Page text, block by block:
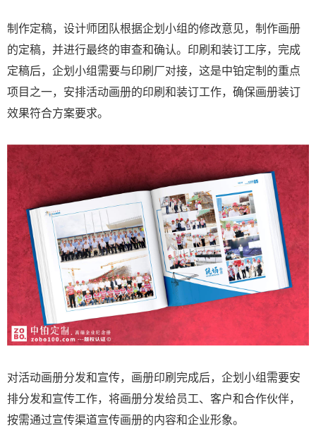
制作定稿，设计师团队根据企划小组的修改意见，制作画册
的定稿，并进行最终的审查和确认。印刷和装订工序，完成
定稿后，企划小组需要与印刷厂对接，这是中铂定制的重点
项目之一，安排活动画册的印刷和装订工作，确保画册装订
效果符合方案要求。
对活动画册分发和宣传，画册印刷完成后，企划小组需要安
排分发和宣传工作，将画册分发给员工、客户和合作伙伴，
按需通过宣传渠道宣传画册的内容和企业形象。